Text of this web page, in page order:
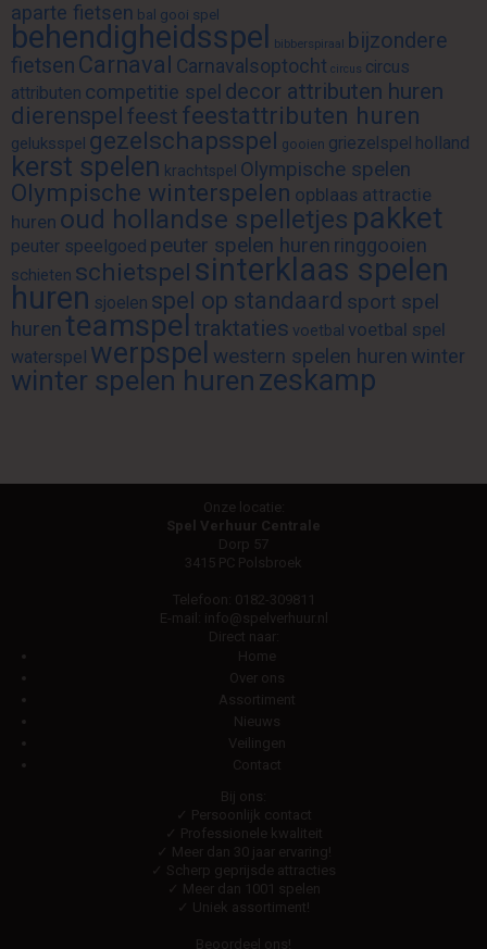
aparte fietsen bal gooi spel
behendigheidsspel bibberspiraal bijzondere
fietsen Carnaval Carnavalsoptocht circus circus
attributen competitie spel decor attributen huren
dierenspel feest feestattributen huren
geluksspel gezelschapsspel gooien griezelspel holland
kerst spelen krachtspel Olympische spelen
Olympische winterspelen opblaas attractie
huren oud hollandse spelletjes pakket
peuter speelgoed peuter spelen huren ringgooien
schieten schietspel sinterklaas spelen
huren sjoelen spel op standaard sport spel
huren teamspel traktaties voetbal voetbal spel
waterspel werpspel western spelen huren winter
winter spelen huren zeskamp
Onze locatie:
Spel Verhuur Centrale
Dorp 57
3415 PC Polsbroek
Telefoon: 0182-309811
E-mail: info@spelverhuur.nl
Direct naar:
Home
Over ons
Assortiment
Nieuws
Veilingen
Contact
Bij ons:
✓ Persoonlijk contact
✓ Professionele kwaliteit
✓ Meer dan 30 jaar ervaring!
✓ Scherp geprijsde attracties
✓ Meer dan 1001 spelen
✓ Uniek assortiment!
Beoordeel ons!